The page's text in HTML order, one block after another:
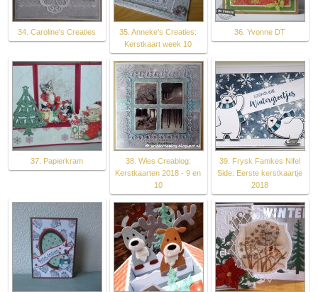
34. Caroline's Creaties
35. Anneke's Creaties:
Kerstkaart week 10
36. Yvonne DT
37. Papierkram
38. Wies Creablog:
Kerstkaarten 2018 - 9 en
10
39. Frysk Famkes Nifel
Side: Eerste kerstkaartje
2018